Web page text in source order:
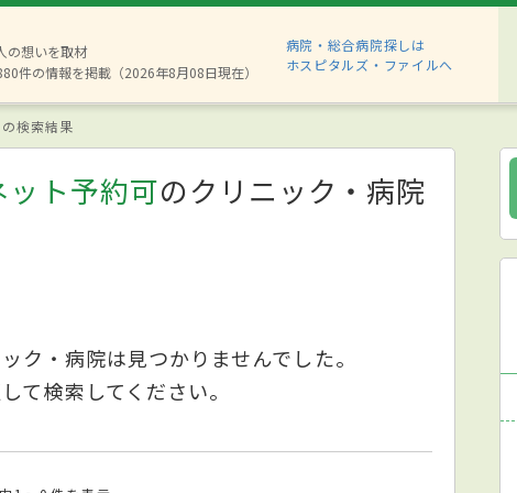
の想いを取材
件の情報を掲載（2026年8月08日現在）
病院・総合病院探しは
ホスピタルズ・ファイルへ
検索結果
ト予約可のクリニック・病院
ク・病院は見つかりませんでした。
て検索してください。